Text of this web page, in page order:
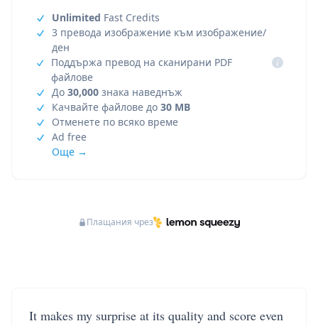
Unlimited Fast Credits
3 превода изображение към изображение/
ден
Поддържа превод на сканирани PDF
файлове
i
До 30,000 знака наведнъж
Качвайте файлове до 30 MB
Отменете по всяко време
Ad free
Още →
Плащания чрез
It makes my surprise at its quality and score even